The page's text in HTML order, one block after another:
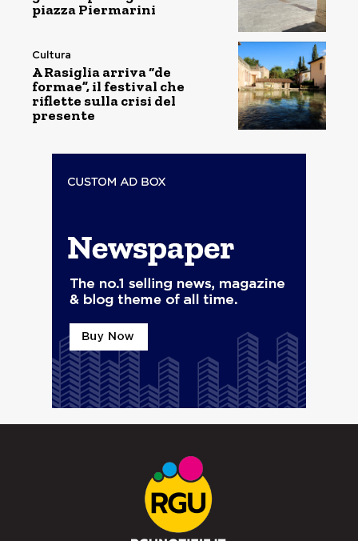
piazza Piermarini
Cultura
A Rasiglia arriva “de
formae”, il festival che
riflette sulla crisi del
presente